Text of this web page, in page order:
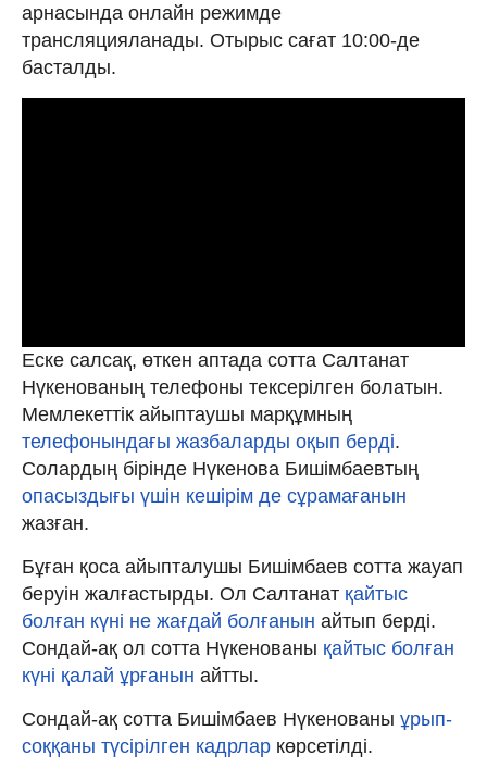
арнасында онлайн режимде
трансляцияланады. Отырыс сағат 10:00-де
басталды.
Еске салсақ, өткен аптада сотта Салтанат
Нүкенованың телефоны тексерілген болатын.
Мемлекеттік айыптаушы марқұмның
телефонындағы жазбаларды оқып берді.
Солардың бірінде Нүкенова Бишімбаевтың
опасыздығы үшін кешірім де сұрамағанын
жазған.
Бұған қоса айыпталушы Бишімбаев сотта жауап
беруін жалғастырды. Ол Салтанат қайтыс
болған күні не жағдай болғанын айтып берді.
Сондай-ақ ол сотта Нүкенованы қайтыс болған
күні қалай ұрғанын айтты.
Сондай-ақ сотта Бишімбаев Нүкенованы ұрып-
соққаны түсірілген кадрлар көрсетілді.